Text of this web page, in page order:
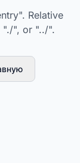
Relative
"./", or "../".